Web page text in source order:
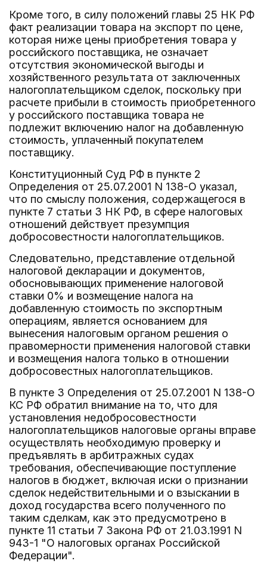
Кроме того, в силу положений главы 25 НК РФ
факт реализации товара на экспорт по цене,
которая ниже цены приобретения товара у
российского поставщика, не означает
отсутствия экономической выгоды и
хозяйственного результата от заключенных
налогоплательщиком сделок, поскольку при
расчете прибыли в стоимость приобретенного
у российского поставщика товара не
подлежит включению налог на добавленную
стоимость, уплаченный покупателем
поставщику.
Конституционный Суд РФ в пункте 2
Определения от 25.07.2001 N 138-О указал,
что по смыслу положения, содержащегося в
пункте 7 статьи 3 НК РФ, в сфере налоговых
отношений действует презумпция
добросовестности налогоплательщиков.
Следовательно, представление отдельной
налоговой декларации и документов,
обосновывающих применение налоговой
ставки 0% и возмещение налога на
добавленную стоимость по экспортным
операциям, является основанием для
вынесения налоговым органом решения о
правомерности применения налоговой ставки
и возмещения налога только в отношении
добросовестных налогоплательщиков.
В пункте 3 Определения от 25.07.2001 N 138-О
КС РФ обратил внимание на то, что для
установления недобросовестности
налогоплательщиков налоговые органы вправе
осуществлять необходимую проверку и
предъявлять в арбитражных судах
требования, обеспечивающие поступление
налогов в бюджет, включая иски о признании
сделок недействительными и о взыскании в
доход государства всего полученного по
таким сделкам, как это предусмотрено в
пункте 11 статьи 7 Закона РФ от 21.03.1991 N
943-1 "О налоговых органах Российской
Федерации".